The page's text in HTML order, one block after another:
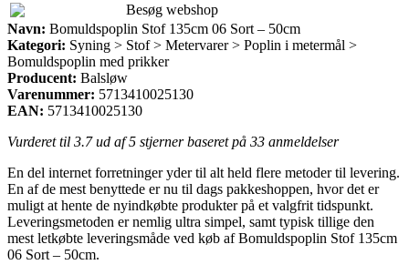
Besøg webshop
Navn: Bomuldspoplin Stof 135cm 06 Sort – 50cm
Kategori: Syning > Stof > Metervarer > Poplin i metermål >
Bomuldspoplin med prikker
Producent: Balsløw
Varenummer: 5713410025130
EAN: 5713410025130
Vurderet til 3.7ud af 5 stjerner baseret på 33 anmeldelser
En del internet forretninger yder til alt held flere metoder til levering.
En af de mest benyttede er nu til dags pakkeshoppen, hvor det er
muligt at hente de nyindkøbte produkter på et valgfrit tidspunkt.
Leveringsmetoden er nemlig ultra simpel, samt typisk tillige den
mest letkøbte leveringsmåde ved køb af Bomuldspoplin Stof 135cm
06 Sort – 50cm.